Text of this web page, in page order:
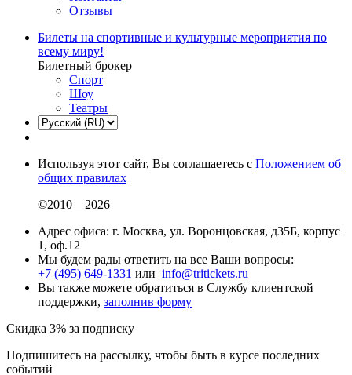
Отзывы
Билеты на спортивные и культурные мероприятия по
всему миру!
Билетный брокер
Спорт
Шоу
Театры
Используя этот сайт, Вы соглашаетесь с Положением об
общих правилах
©2010—2026
Адрес офиса: г. Москва, ул. Воронцовская, д35Б, корпус
1, оф.12
Мы будем рады ответить на все Ваши вопросы:
+7 (495) 649-1331 или info@tritickets.ru
Вы также можете обратиться в Службу клиентской
поддержки, заполнив форму
Скидка 3% за подписку
Подпишитесь на рассылку, чтобы быть в курсе последних
событий